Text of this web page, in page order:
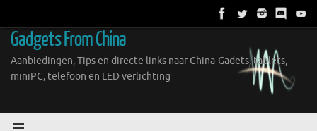
inhoud
Gadgets From China
Aanbiedingen, Tips en directe links naar China-Gadets, tablets,
miniPC, telefoon en LED verlichting